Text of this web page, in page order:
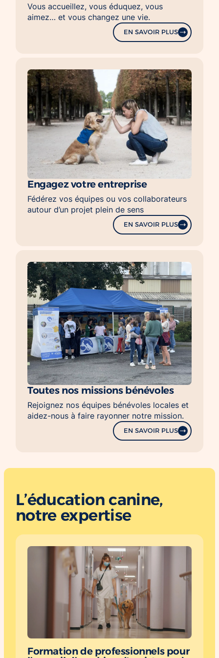
Vous accueillez, vous éduquez, vous
aimez… et vous changez une vie.
EN SAVOIR PLUS
Engagez votre entreprise
Fédérez vos équipes ou vos collaborateurs
autour d’un projet plein de sens
EN SAVOIR PLUS
Toutes nos missions bénévoles
Rejoignez nos équipes bénévoles locales et
aidez-nous à faire rayonner notre mission.
EN SAVOIR PLUS
L’éducation canine,
notre expertise
Formation de professionnels pour